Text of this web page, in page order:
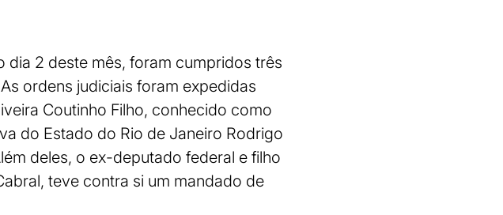
dia 2 deste mês, foram cumpridos três
ordens judiciais foram expedidas
Coutinho Filho, conhecido como
do Estado do Rio de Janeiro Rodrigo
deles, o ex-deputado federal e filho
teve contra si um mandado de